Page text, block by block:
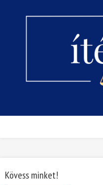
Kövess minket!